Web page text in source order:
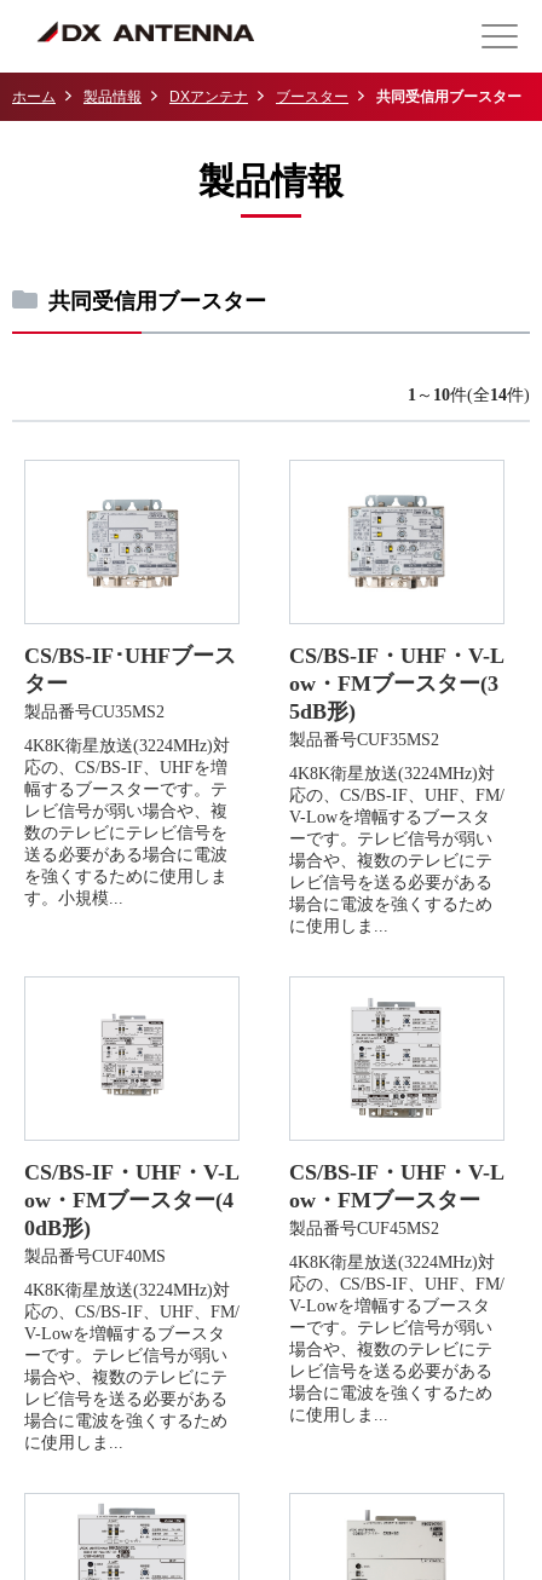
ホーム 製品情報 DXアンテナ ブースター 共同受信用ブースター
製品情報
共同受信用ブースター
1 ～ 10件(全14件)
CS/BS-IF･UHFブース
ター
製品番号CU35MS2
4K8K衛星放送(3224MHz)対
応の、CS/BS-IF、UHFを増
幅するブースターです。テ
レビ信号が弱い場合や、複
数のテレビにテレビ信号を
送る必要がある場合に電波
を強くするために使用しま
す。小規模...
CS/BS-IF・UHF・V-L
ow・FMブースター(3
5dB形)
製品番号CUF35MS2
4K8K衛星放送(3224MHz)対
応の、CS/BS-IF、UHF、FM/
V-Lowを増幅するブースタ
ーです。テレビ信号が弱い
場合や、複数のテレビにテ
レビ信号を送る必要がある
場合に電波を強くするため
に使用しま...
CS/BS-IF・UHF・V-L
ow・FMブースター(4
0dB形)
製品番号CUF40MS
4K8K衛星放送(3224MHz)対
応の、CS/BS-IF、UHF、FM/
V-Lowを増幅するブースタ
ーです。テレビ信号が弱い
場合や、複数のテレビにテ
レビ信号を送る必要がある
場合に電波を強くするため
に使用しま...
CS/BS-IF・UHF・V-L
ow・FMブースター
製品番号CUF45MS2
4K8K衛星放送(3224MHz)対
応の、CS/BS-IF、UHF、FM/
V-Lowを増幅するブースタ
ーです。テレビ信号が弱い
場合や、複数のテレビにテ
レビ信号を送る必要がある
場合に電波を強くするため
に使用しま...